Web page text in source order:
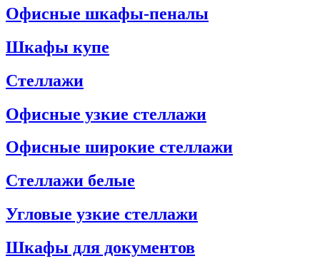
Офисные шкафы-пеналы
Шкафы купе
Стеллажи
Офисные узкие стеллажи
Офисные широкие стеллажи
Стеллажи белые
Угловые узкие стеллажи
Шкафы для документов